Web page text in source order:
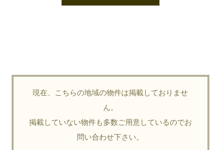
現在、こちらの地域の物件は掲載しておりませ
ん。
掲載していない物件も多数ご用意しているのでお
問い合わせ下さい。